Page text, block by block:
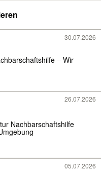
30.07.2026
– Wir
26.07.2026
Nachbarschaftshilfe
05.07.2026